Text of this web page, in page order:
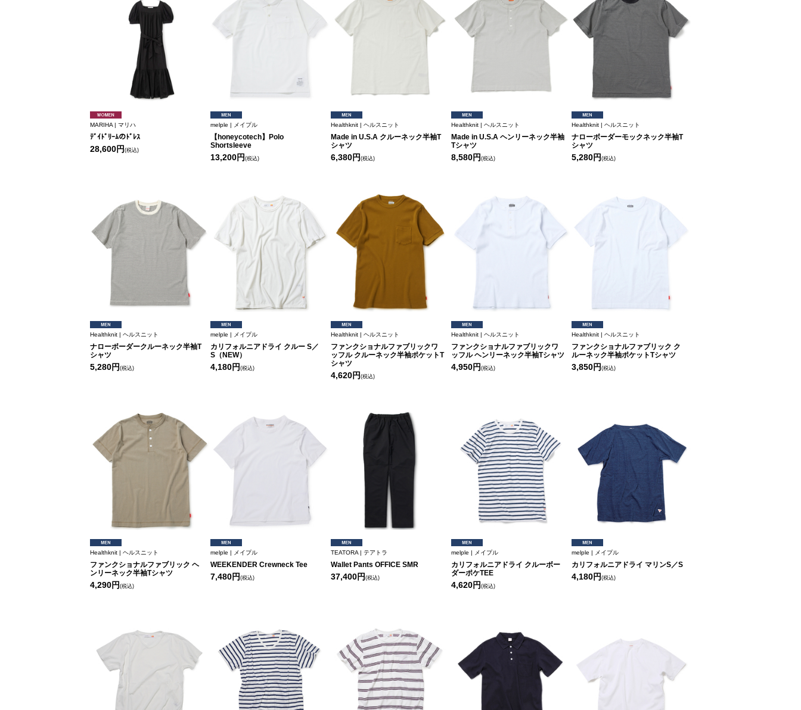
MARIHA | マリハ
ﾃﾞｲﾄﾞﾘｰﾑのﾄﾞﾚｽ
28,600円 (税込)
melple | メイプル
【honeycotech】Polo
Shortsleeve
13,200円 (税込)
Healthknit | ヘルスニット
Made in U.S.A クルーネック半袖T
シャツ
6,380円 (税込)
Healthknit | ヘルスニット
Made in U.S.A ヘンリーネック半袖
Tシャツ
8,580円 (税込)
Healthknit | ヘルスニット
ナローボーダーモックネック半袖T
シャツ
5,280円 (税込)
Healthknit | ヘルスニット
ナローボーダークルーネック半袖T
シャツ
5,280円 (税込)
melple | メイプル
カリフォルニアドライ クルー S／
S（NEW）
4,180円 (税込)
Healthknit | ヘルスニット
ファンクショナルファブリックワ
ッフル クルーネック半袖ポケットT
シャツ
4,620円 (税込)
Healthknit | ヘルスニット
ファンクショナルファブリックワ
ッフル ヘンリーネック半袖Tシャツ
4,950円 (税込)
Healthknit | ヘルスニット
ファンクショナルファブリック ク
ルーネック半袖ポケットTシャツ
3,850円 (税込)
Healthknit | ヘルスニット
ファンクショナルファブリック ヘ
ンリーネック半袖Tシャツ
4,290円 (税込)
melple | メイプル
WEEKENDER Crewneck Tee
7,480円 (税込)
TEATORA | テアトラ
Wallet Pants OFFICE SMR
37,400円 (税込)
melple | メイプル
カリフォルニアドライ クルーボー
ダーポケTEE
4,620円 (税込)
melple | メイプル
カリフォルニアドライ マリンS／S
4,180円 (税込)